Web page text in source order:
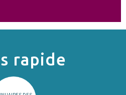
rapide